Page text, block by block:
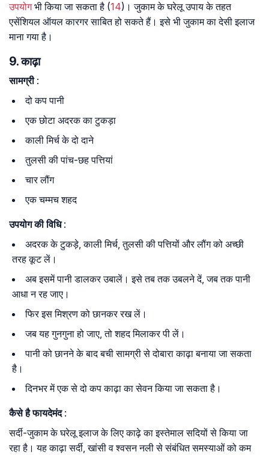
उपयोगभी किया जा सकता है (14)। जुकाम के घरेलू उपाय के तहत
एसेंशियल ऑयल कारगर साबित हो सकते हैं। इसे भी जुकाम का देसी इलाज
माना गया है।
9. काढ़ा
सामग्री:
दो कप पानी
एक छोटा अदरक का टुकड़ा
काली मिर्च के दो दाने
तुलसी की पांच-छह पत्तियां
चार लौंग
एक चम्मच शहद
उपयोग की विधि:
अदरक के टुकड़े, काली मिर्च, तुलसी की पत्तियों और लौंग को अच्छी
तरह कूट लें।
अब इसमें पानी डालकर उबालें। इसे तब तक उबलने दें, जब तक पानी
आधा न रह जाए।
फिर इस मिश्रण को छानकर रख लें।
जब यह गुनगुना हो जाए, तो शहद मिलाकर पी लें।
पानी को छानने के बाद बची सामग्री से दोबारा काढ़ा बनाया जा सकता
है।
दिनभर में एक से दो कप काढ़ा का सेवन किया जा सकता है।
कैसे है फायदेमंद:
सर्दी-जुकाम के घरेलू इलाज के लिए काढ़े का इस्तेमाल सदियों से किया जा
रहा है। यह काढ़ा सर्दी, खांसी व श्वसन नली से संबंधित समस्याओं को कम